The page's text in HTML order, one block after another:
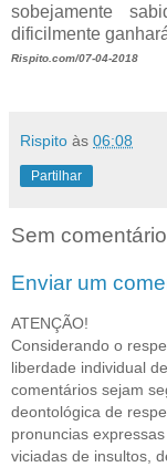
sobejamente
dificilmente
Rispito.com/07-04-2018
Rispito às 06:08
Partilhar
Sem
Enviar um
ATENÇÃO!
Considerando o
liberdade individual
comentários sejam
deontológica de
pronuncias
viciadas de insultos,